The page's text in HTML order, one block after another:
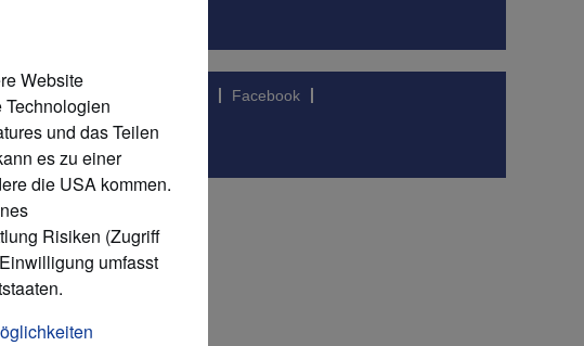
Facebook
Website
und das Teilen
es zu einer
die USA kommen.
Risiken (Zugriff
umfasst